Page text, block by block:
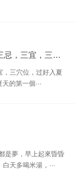
立夏养生：喝二粥，吃三鲜，补四红，三忌，三宜，三穴位，过好入夏黄金15天！
，三穴位，过好入夏
的第一個···
是夢，早上起來昏昏
天多喝米湯，···